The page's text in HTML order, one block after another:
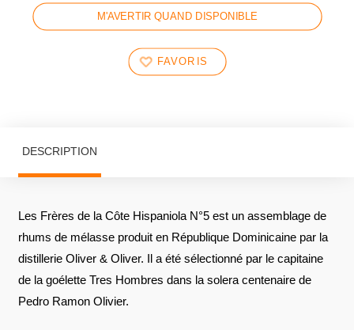
M'AVERTIR QUAND DISPONIBLE
FAVORIS
DESCRIPTION
Les Frères de la Côte Hispaniola N°5 est un assemblage de
rhums de mélasse produit en République Dominicaine par la
distillerie Oliver & Oliver. Il a été sélectionné par le capitaine
de la goélette Tres Hombres dans la solera centenaire de
Pedro Ramon Olivier.